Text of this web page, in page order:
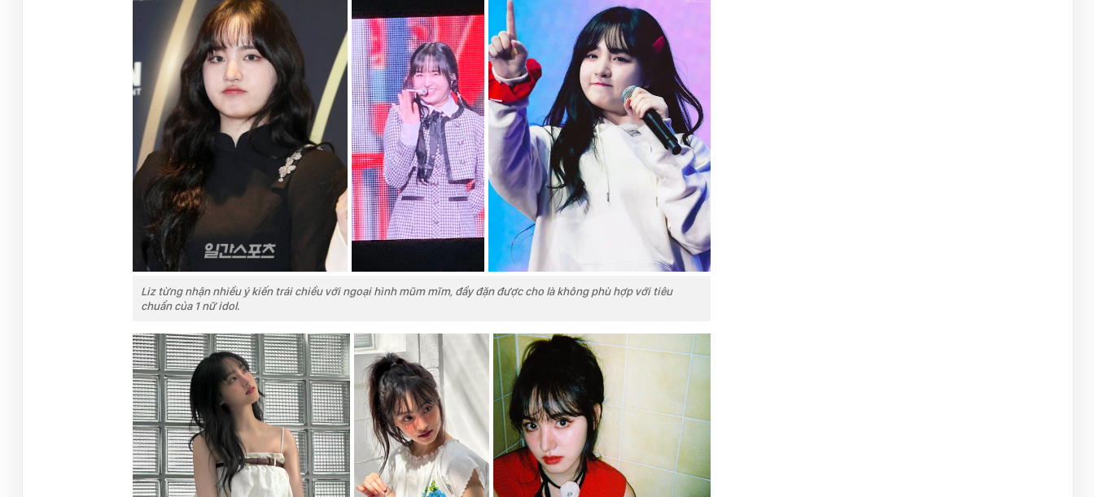
Liz từng nhận nhiều ý kiến trái chiều với ngoại hình mũm mĩm, đầy đặn được cho là không phù hợp với tiêu
chuẩn của 1 nữ idol.